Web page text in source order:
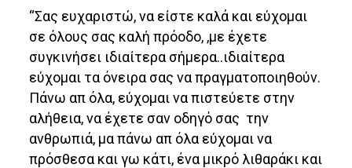
“Σας ευχαριστώ, να είστε καλά και εύχομαι
σε όλους σας καλή πρόοδο, ,με έχετε
συγκινήσει ιδιαίτερα σήμερα..ιδιαίτερα
εύχομαι τα όνειρα σας να πραγματοποιηθούν.
Πάνω απ όλα, εύχομαι να πιστεύετε στην
αλήθεια, να έχετε σαν οδηγό σας την
ανθρωπιά, μα πάνω απ όλα εύχομαι να
πρόσθεσα και γω κάτι, ένα μικρό λιθαράκι και